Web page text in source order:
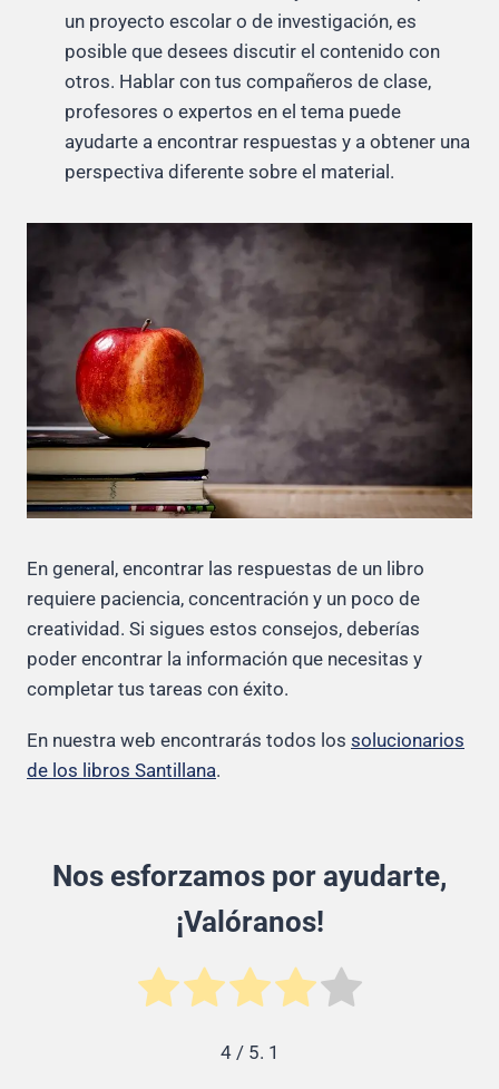
un proyecto escolar o de investigación, es
posible que desees discutir el contenido con
otros. Hablar con tus compañeros de clase,
profesores o expertos en el tema puede
ayudarte a encontrar respuestas y a obtener una
perspectiva diferente sobre el material.
En general, encontrar las respuestas de un libro
requiere paciencia, concentración y un poco de
creatividad. Si sigues estos consejos, deberías
poder encontrar la información que necesitas y
completar tus tareas con éxito.
En nuestra web encontrarás todos los solucionarios
de los libros Santillana.
Nos esforzamos por ayudarte,
¡Valóranos!
4/ 5. 1